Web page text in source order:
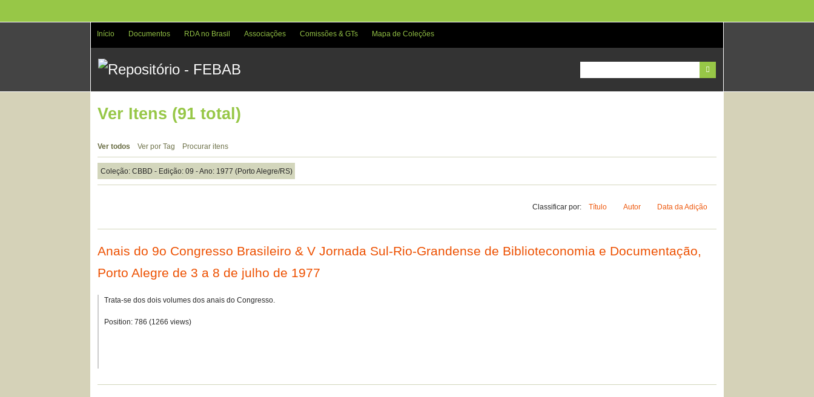
Início Documentos RDA no Brasil Associações Comissões & GTs Mapa de Coleções
Ver Itens (91 total)
Ver todos Ver por Tag Procurar itens
Coleção: CBBD - Edição: 09 - Ano: 1977 (Porto Alegre/RS)
Classificar por: Título Autor Data da Adição
Anais do 9o Congresso Brasileiro & V Jornada Sul-Rio-Grandense de Biblioteconomia e Documentação,
Porto Alegre de 3 a 8 de julho de 1977
Trata-se dos dois volumes dos anais do Congresso.
Position:786 (1266 views)